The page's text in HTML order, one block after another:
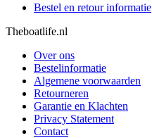
Bestel en retour informatie
Theboatlife.nl
Over ons
Bestelinformatie
Algemene voorwaarden
Retourneren
Garantie en Klachten
Privacy Statement
Contact